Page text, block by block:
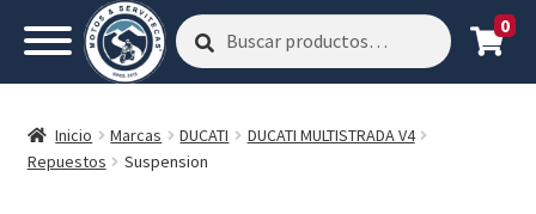
Buscar
por:
Buscar 0
Inicio Marcas DUCATI
DUCATI MULTISTRADA V4
Repuestos
Suspension